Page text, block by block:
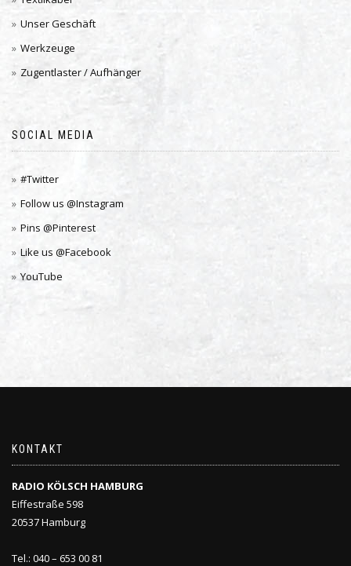
Unser Geschäft
Werkzeuge
Zugentlaster / Aufhänger
SOCIAL MEDIA
#Twitter
Follow us @Instagram
Pins @Pinterest
Like us @Facebook
YouTube
KONTAKT
RADIO KÖLSCH HAMBURG
Eiffestraße 598
20537 Hamburg
Tel.: 040 – 653 00 81